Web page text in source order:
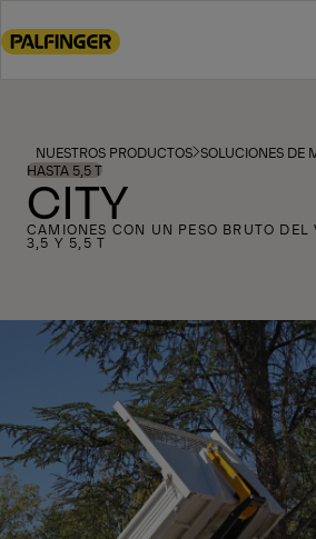
to
footer
content
NUESTROS PRODUCTOS SOLUCIONES DE
HASTA 5,5 T
CITY
CAMIONES CON UN PESO BRUTO DEL
3,5 Y 5,5 T